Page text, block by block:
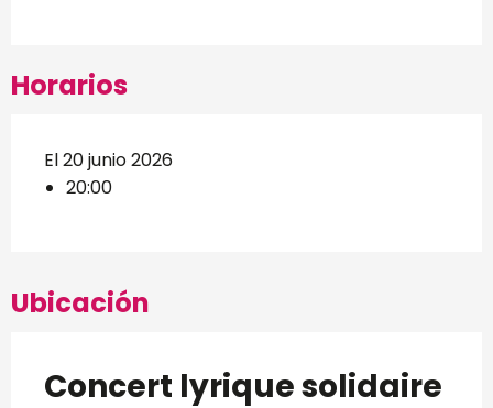
Horarios
El 20 junio 2026
20:00
Ubicación
Concert lyrique solidaire